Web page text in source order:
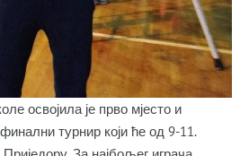
освојила је прво мјесто и
турнир који ће од 9-11.